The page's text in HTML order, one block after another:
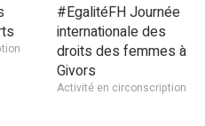
#EgalitéFH Journée
internationale des
droits des femmes à
Givors
Activité en circonscription